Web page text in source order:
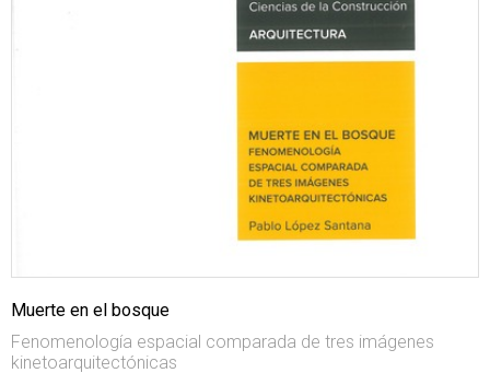
Muerte en el bosque
Fenomenología espacial comparada de tres imágenes
kinetoarquitectónicas